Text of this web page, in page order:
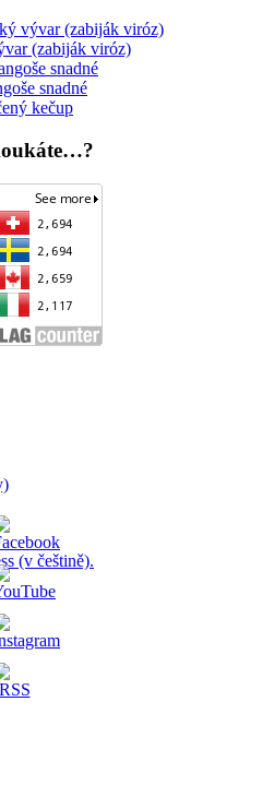
vývar (zabiják viróz)
(zabiják viróz)
snadné
snadné
kečup
(v češtině).